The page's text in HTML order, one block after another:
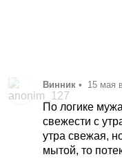
Винник • 15 мая
По логике
свежести с
утра свежая,
мытой, то